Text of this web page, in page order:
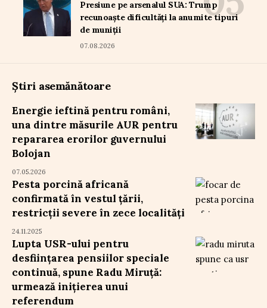
Presiune pe arsenalul SUA: Trump
recunoaște dificultăți la anumite tipuri
de muniții
07.08.2026
Știri asemănătoare
Energie ieftină pentru români,
una dintre măsurile AUR pentru
repararea erorilor guvernului
Bolojan
07.05.2026
Pesta porcină africană
confirmată în vestul țării,
restricții severe în zece localități
24.11.2025
Lupta USR-ului pentru
desființarea pensiilor speciale
continuă, spune Radu Miruță:
urmează inițierea unui
referendum